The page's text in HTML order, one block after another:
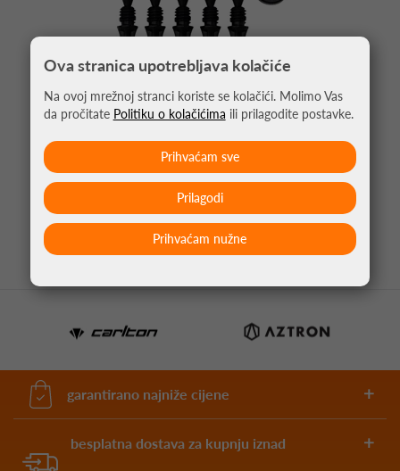
KRATKE PIKADO ŠPICE COSMO FIT POINT PLUS
TIPS 50KOM CRNA
4,75 €
garantirano najniže cijene
besplatna dostava za kupnju iznad
Ova stranica upotrebljava kolačiće
Na ovoj mrežnoj stranci koriste se kolačići. Molimo Vas
da pročitate Politiku o kolačićima ili prilagodite postavke.
Prihvaćam nužne
Prilagodi
Prihvaćam sve